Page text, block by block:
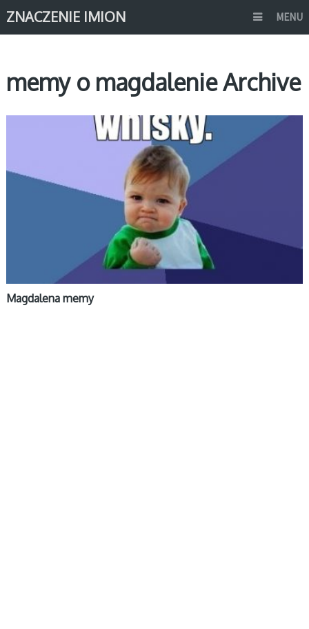
ZNACZENIE IMION MENU
memy o magdalenie Archive
Magdalena memy